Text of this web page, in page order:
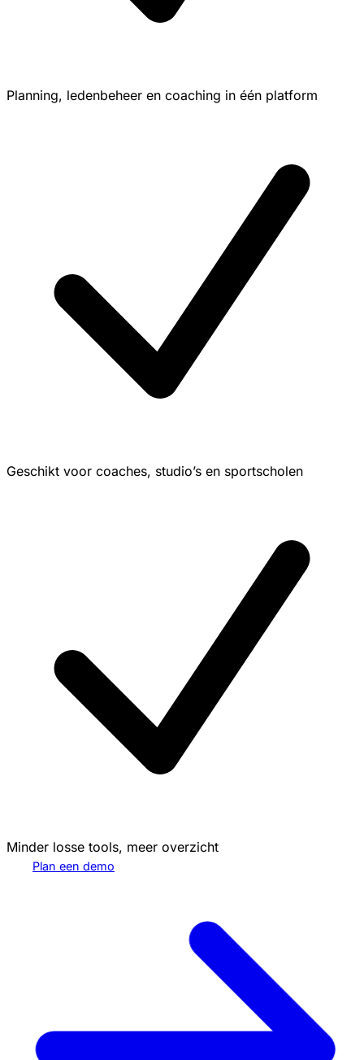
Planning, ledenbeheer en coaching in één platform
Geschikt voor coaches, studio’s en sportscholen
Minder losse tools, meer overzicht
Plan een demo